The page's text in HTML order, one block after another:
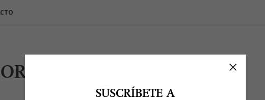
SUSCRÍBETE A
(y 2)